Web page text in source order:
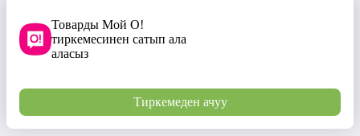
Товарды Мой О!
тиркемесинен сатып ала
аласыз
Тиркемеден ачуу